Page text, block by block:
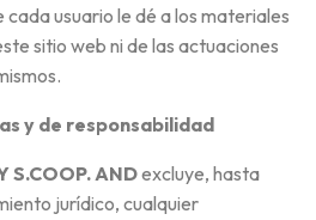
cada usuario le dé a los materiales
sitio web ni de las actuaciones
y de responsabilidad
S.COOP. ANDexcluye, hasta
jurídico, cualquier